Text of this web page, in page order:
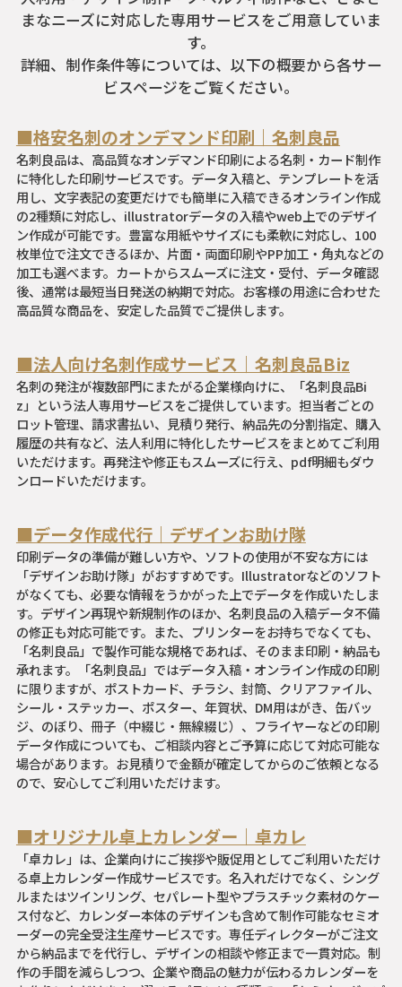
まなニーズに対応した専用サービスをご用意していま
す。
詳細、制作条件等については、以下の概要から各サー
ビスページをご覧ください。
■格安名刺のオンデマンド印刷｜名刺良品
名刺良品は、高品質なオンデマンド印刷による名刺・カード制作
に特化した印刷サービスです。データ入稿と、テンプレートを活
用し、文字表記の変更だけでも簡単に入稿できるオンライン作成
の2種類に対応し、illustratorデータの入稿やweb上でのデザイ
ン作成が可能です。豊富な用紙やサイズにも柔軟に対応し、100
枚単位で注文できるほか、片面・両面印刷やPP加工・角丸などの
加工も選べます。カートからスムーズに注文・受付、データ確認
後、通常は最短当日発送の納期で対応。お客様の用途に合わせた
高品質な商品を、安定した品質でご提供します。
■法人向け名刺作成サービス｜名刺良品Biz
名刺の発注が複数部門にまたがる企業様向けに、「名刺良品Bi
z」という法人専用サービスをご提供しています。担当者ごとの
ロット管理、請求書払い、見積り発行、納品先の分割指定、購入
履歴の共有など、法人利用に特化したサービスをまとめてご利用
いただけます。再発注や修正もスムーズに行え、pdf明細もダウ
ンロードいただけます。
■データ作成代行｜デザインお助け隊
印刷データの準備が難しい方や、ソフトの使用が不安な方には
「デザインお助け隊」がおすすめです。Illustratorなどのソフト
がなくても、必要な情報をうかがった上でデータを作成いたしま
す。デザイン再現や新規制作のほか、名刺良品の入稿データ不備
の修正も対応可能です。また、プリンターをお持ちでなくても、
「名刺良品」で製作可能な規格であれば、そのまま印刷・納品も
承れます。「名刺良品」ではデータ入稿・オンライン作成の印刷
に限りますが、ポストカード、チラシ、封筒、クリアファイル、
シール・ステッカー、ポスター、年賀状、DM用はがき、缶バッ
ジ、のぼり、冊子（中綴じ・無線綴じ）、フライヤーなどの印刷
データ作成についても、ご相談内容とご予算に応じて対応可能な
場合があります。お見積りで金額が確定してからのご依頼となる
ので、安心してご利用いただけます。
■オリジナル卓上カレンダー｜卓カレ
「卓カレ」は、企業向けにご挨拶や販促用としてご利用いただけ
る卓上カレンダー作成サービスです。名入れだけでなく、シング
ルまたはツインリング、セパレート型やプラスチック素材のケー
ス付など、カレンダー本体のデザインも含めて制作可能なセミオ
ーダーの完全受注生産サービスです。専任ディレクターがご注文
から納品までを代行し、デザインの相談や修正まで一貫対応。制
作の手間を減らしつつ、企業や商品の魅力が伝わるカレンダーを